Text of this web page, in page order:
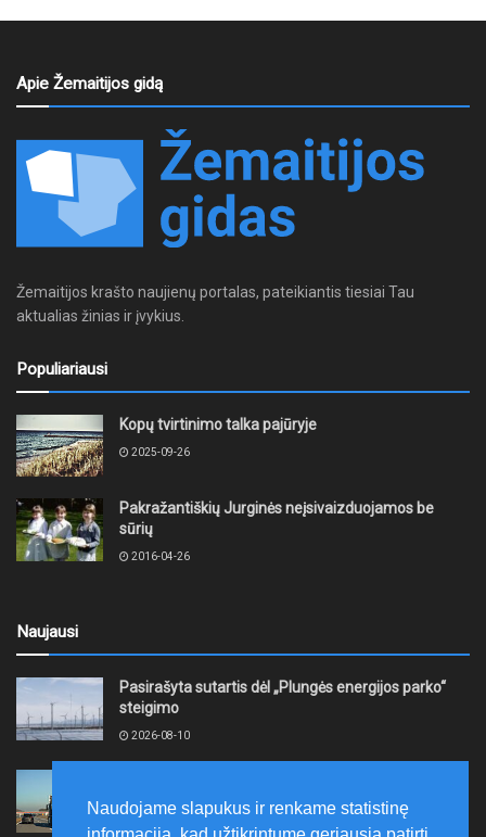
Apie Žemaitijos gidą
Žemaitijos krašto naujienų portalas, pateikiantis tiesiai Tau
aktualias žinias ir įvykius.
Populiariausi
Kopų tvirtinimo talka pajūryje
2025-09-26
Pakražantiškių Jurginės neįsivaizduojamos be
sūrių
2016-04-26
Naujausi
Pasirašyta sutartis dėl „Plungės energijos parko“
steigimo
2026-08-10
degalinėse sumažėjo
2026-08-10
Naudojame slapukus ir renkame statistinę